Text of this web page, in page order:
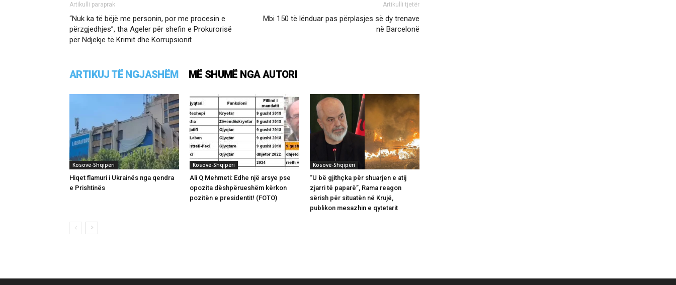
Artikulli paraprak
“Nuk ka të bëjë me personin, por me procesin e
përzgjedhjes”, tha Ageler për shefin e Prokurorisë
për Ndjekje të Krimit dhe Korrupsionit
Artikulli tjetër
Mbi 150 të lënduar pas përplasjes së dy trenave
në Barcelonë
ARTIKUJ TË NGJASHËM MË SHUMË NGA AUTORI
Kosovë-Shqipëri
Hiqet flamuri i Ukrainës nga qendra
e Prishtinës
Kosovë-Shqipëri
Ali Q Mehmeti: Edhe një arsye pse
opozita dëshpërueshëm kërkon
pozitën e presidentit! (FOTO)
Kosovë-Shqipëri
“U bë gjithçka për shuarjen e atij
zjarri të paparë”, Rama reagon
sërish për situatën në Krujë,
publikon mesazhin e qytetarit